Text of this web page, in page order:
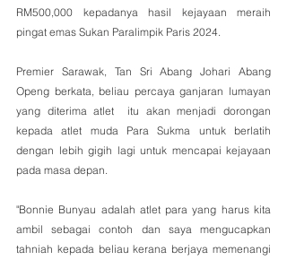
RM500,000 kepadanya hasil kejayaan meraih
pingat emas Sukan Paralimpik Paris 2024.
Premier Sarawak, Tan Sri Abang Johari Abang
Openg berkata, beliau percaya ganjaran lumayan
yang diterima atlet  itu akan menjadi dorongan
kepada atlet muda Para Sukma untuk berlatih
dengan lebih gigih lagi untuk mencapai kejayaan
pada masa depan.
"Bonnie Bunyau adalah atlet para yang harus kita
ambil sebagai contoh dan saya mengucapkan
tahniah kepada beliau kerana berjaya memenangi